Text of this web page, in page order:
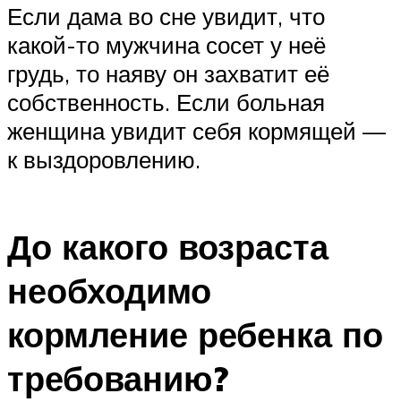
Если дама во сне увидит, что
какой-то мужчина сосет у неё
грудь, то наяву он захватит её
собственность. Если больная
женщина увидит себя кормящей —
к выздоровлению.
До какого возраста
необходимо
кормление ребенка по
требованию?